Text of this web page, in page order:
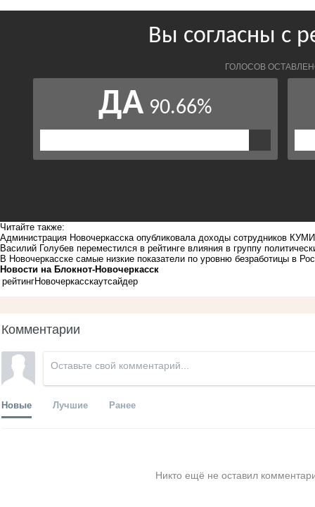
Читайте также:
Администрация Новочеркасска опубликовала доходы сотрудников
Василий Голубев переместился в рейтинге влияния в группу
В Новочеркасске самые низкие показатели по уровню безработицы в
Новости на Блoкнoт-Новочеркасск
рейтингНовочеркасскаутсайдер
Комментарии
Новые Лучшие Ранее
Никто ещё не оставил